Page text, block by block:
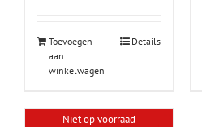
Toevoegen
aan
winkelwagen
Details
Niet op voorraad